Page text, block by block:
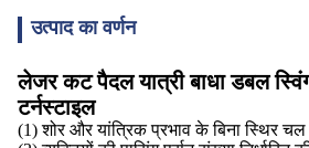
उत्पाद का वर्णन
लेजर कट पैदल यात्री बाधा डबल
टर्नस्टाइल
(1) शोर और यांत्रिक प्रभाव के बिना स्थिर चल